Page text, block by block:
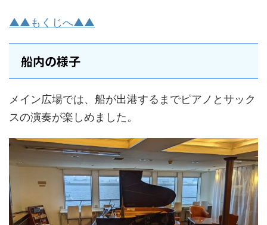
▲▲もくじへ▲▲
船内の様子
メイン広場では、船が出港するまでピアノとサック
スの演奏が楽しめました。